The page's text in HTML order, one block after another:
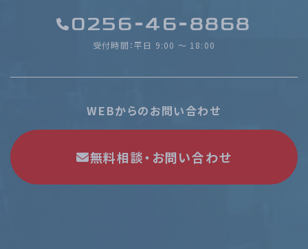
0256-46-8868
受付時間：平日 9:00 〜 18:00
WEBからのお問い合わせ
無料相談・お問い合わせ